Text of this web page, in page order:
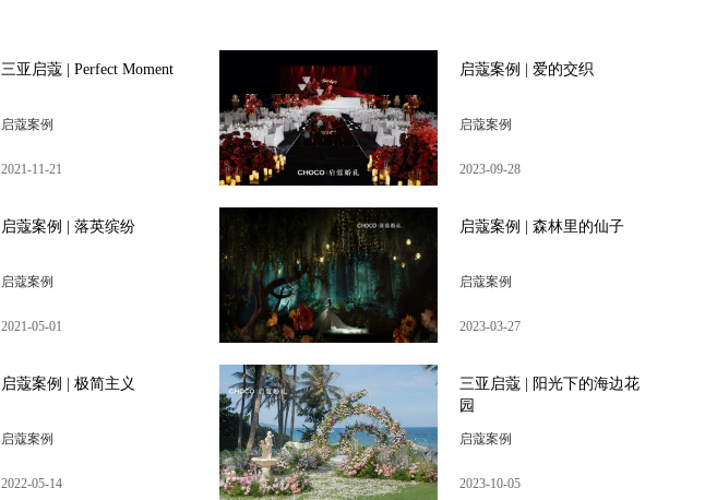
三亚启蔻 | Perfect Moment
启蔻案例
2021-11-21
启蔻案例 | 爱的交织
启蔻案例
2023-09-28
启蔻案例 | 落英缤纷
启蔻案例
2021-05-01
启蔻案例 | 森林里的仙子
启蔻案例
2023-03-27
启蔻案例 | 极简主义
启蔻案例
2022-05-14
三亚启蔻 | 阳光下的海边花
园
启蔻案例
2023-10-05